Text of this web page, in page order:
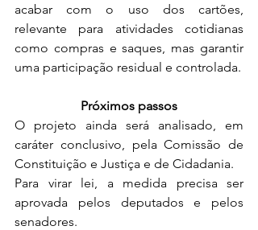
acabar com o uso dos cartões,
relevante para atividades cotidianas
como compras e saques, mas garantir
uma participação residual e controlada.
Próximos passos
O projeto ainda será analisado, em
caráter conclusivo, pela Comissão de
Constituição e Justiça e de Cidadania.
Para virar lei, a medida precisa ser
aprovada pelos deputados e pelos
senadores.